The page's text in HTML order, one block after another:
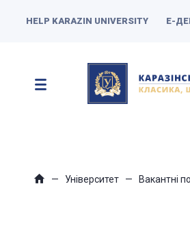
HELP KARAZIN UNIVERSITY Е-
Університет Вакантні